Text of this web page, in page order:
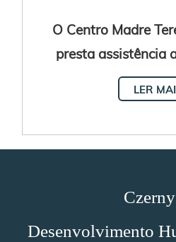
O Centro Madre
presta assistência
LER
Czerny
Desenvolvimento